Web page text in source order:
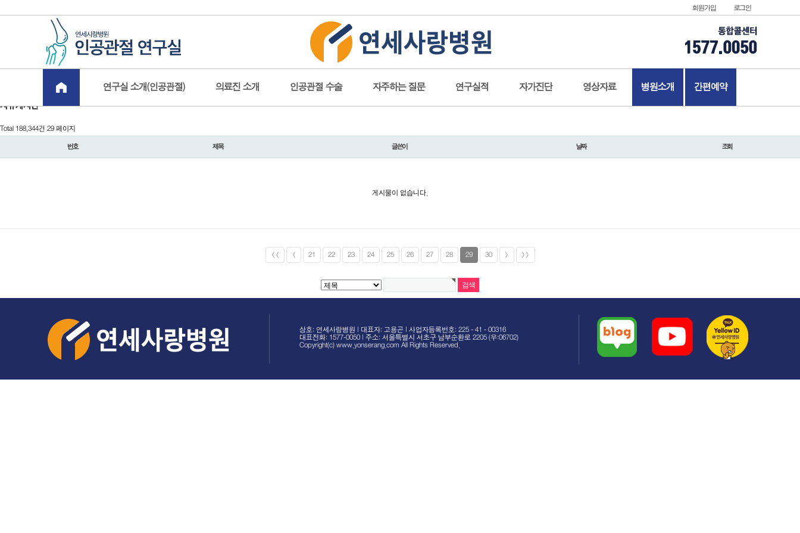
회원가입 로그인
연구실 소개(인공관절) 의료진 소개 인공관절 수술 자주하는 질문 연구실적 자가진단 영상자료 병원소개 간편예약
자유게시판
Total 188,344건 29 페이지
번호 제목 글쓴이 날짜 조회
게시물이 없습니다.
<< < 21 22 23 24 25 26 27 28 29 30 > >>
상호: 연세사랑병원 | 대표자: 고용곤 | 사업자등록번호: 225 - 41 - 00316
대표전화: 1577-0050 | 주소: 서울특별시 서초구 남부순환로 2205 (우:06702)
Copyright(c) www.yonserang.com All Rights Reserved.